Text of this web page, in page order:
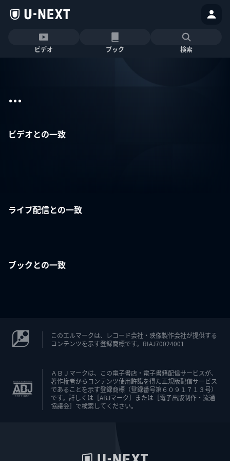
ビデオ ブック 検索
...
ビデオとの一致
ライブ配信との一致
ブックとの一致
このエルマークは、レコード会社・映像製作会社が提供する
コンテンツを示す登録商標です。RIAJ70024001
ＡＢＪマークは、この電子書店・電子書籍配信サービスが、
著作権者からコンテンツ使用許諾を得た正規版配信サービス
であることを示す登録商標（登録番号第６０９１７１３号）
です。詳しくは［ABJマーク］または［電子出版制作・流通
協議会］で検索してください。